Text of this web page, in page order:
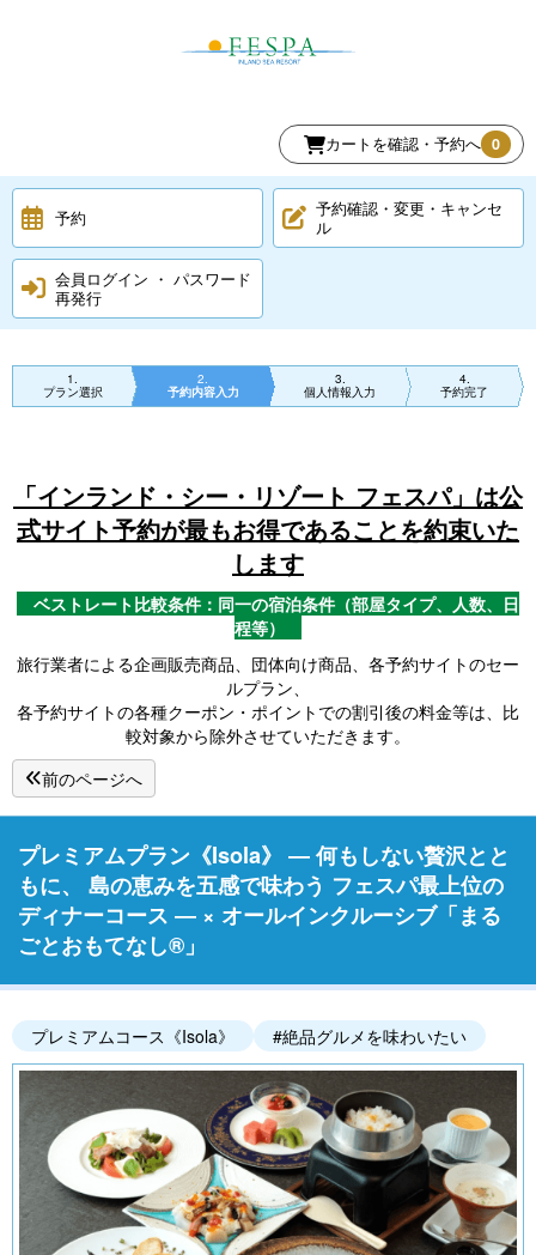
カートを確認・予約へ 0
予約
予約確認・変更・キャンセ
ル
会員ログイン ・ パスワード
再発行
1
プラン選択
2
予約内容入力
3
個人情報入力
4
予約完了
「インランド・シー・リゾート フェスパ」は公
式サイト予約が最もお得であることを約束いた
します
ベストレート比較条件：同一の宿泊条件（部屋タイプ、人数、日
程等）
旅行業者による企画販売商品、団体向け商品、各予約サイトのセー
ルプラン、
各予約サイトの各種クーポン・ポイントでの割引後の料金等は、比
較対象から除外させていただきます。
前のページへ
プレミアムプラン《Isola》 ― 何もしない贅沢とと
もに、 島の恵みを五感で味わう フェスパ最上位の
ディナーコース ― × オールインクルーシブ「まる
ごとおもてなし®」
プレミアムコース《Isola》 #絶品グルメを味わいたい